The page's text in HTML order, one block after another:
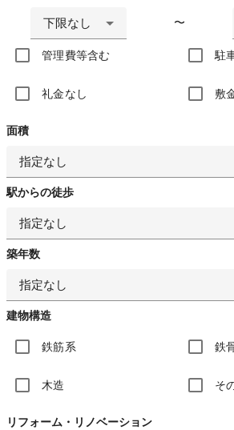
下限なし 〜
管理費等含む 駐
礼金なし 敷
面積
指定なし
駅からの徒歩
指定なし
築年数
指定なし
建物構造
鉄筋系 鉄
木造 そ
リフォーム・リノベーション